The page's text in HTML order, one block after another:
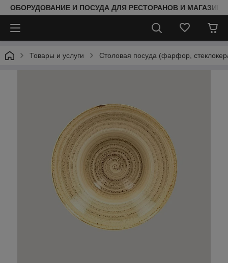
ОБОРУДОВАНИЕ И ПОСУДА ДЛЯ РЕСТОРАНОВ И
Товары и услуги Столовая посуда (фарфор,